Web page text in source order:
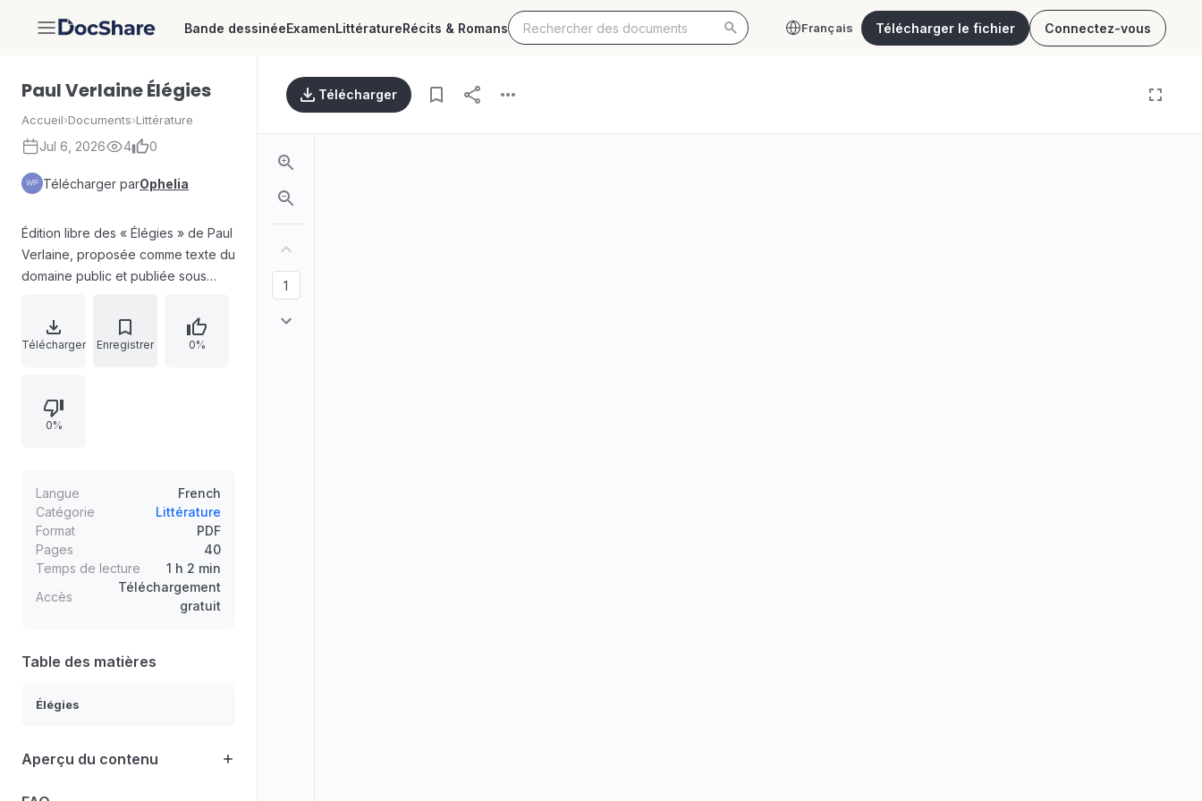
DocShare Bande dessinéeExamenLittératureRécits & Romans Français Télécharger le fichier Connectez-vous
Paul Verlaine Élégies
Accueil›Documents›Littérature
Jul 6, 2026 4 0
Télécharger parOphelia
Édition libre des « Élégies » de Paul
Verlaine, proposée comme texte du
domaine public et publiée sous
Le document présente la page
d’éditeur et les crédits, puis déroule
vieillissement, le désir amoureux et
l’admiration d’une châtelaine. La
reproches et la force du sentiment,
jusqu’à une proclamation durable
de l’amour.
Télécharger Enregistrer 0%
0%
Langue
French
Catégorie
Littérature
Format
PDF
Pages
40
Temps de lecture
1 h 2 min
Accès
Téléchargement
gratuit
Table des matières
Élégies
Aperçu du contenu
Télécharger